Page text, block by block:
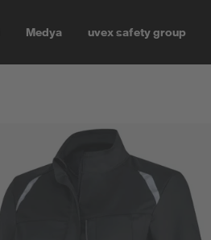
Medya uvex safety group